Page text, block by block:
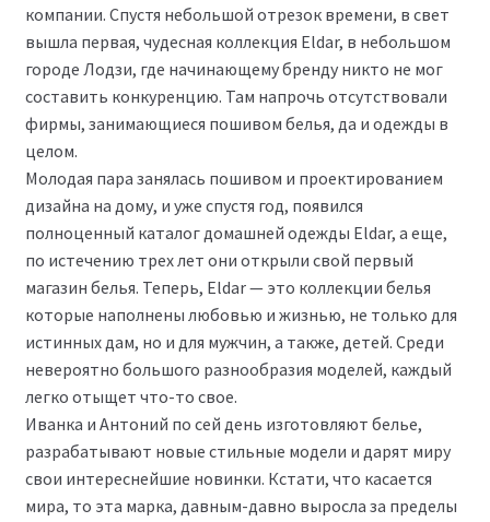
Контакты
Обратная связь
компании. Спустя небольшой отрезок времени, в свет
вышла первая, чудесная коллекция Eldar, в небольшом
городе Лодзи, где начинающему бренду никто не мог
составить конкуренцию. Там напрочь отсутствовали
фирмы, занимающиеся пошивом белья, да и одежды в
целом.
Молодая пара занялась пошивом и проектированием
дизайна на дому, и уже спустя год, появился
полноценный каталог домашней одежды Eldar, а еще,
по истечению трех лет они открыли свой первый
магазин белья. Теперь, Eldar — это коллекции белья
которые наполнены любовью и жизнью, не только для
истинных дам, но и для мужчин, а также, детей. Среди
невероятно большого разнообразия моделей, каждый
легко отыщет что-то свое.
Иванка и Антоний по сей день изготовляют белье,
разрабатывают новые стильные модели и дарят миру
свои интереснейшие новинки. Кстати, что касается
мира, то эта марка, давным-давно выросла за пределы